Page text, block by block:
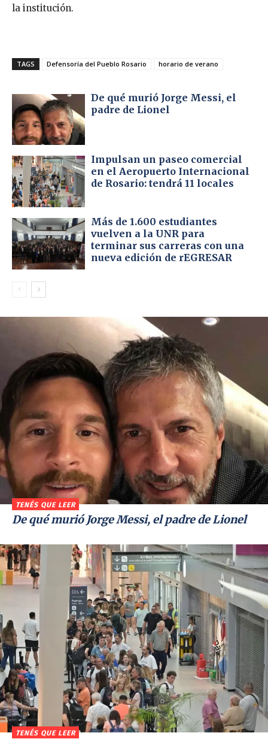
la institución.
TAGS Defensoría del Pueblo Rosario horario de verano
De qué murió Jorge Messi, el
padre de Lionel
Impulsan un paseo comercial
en el Aeropuerto Internacional
de Rosario: tendrá 11 locales
Más de 1.600 estudiantes
vuelven a la UNR para
terminar sus carreras con una
nueva edición de rEGRESAR
TENÉS QUE LEER
De qué murió Jorge Messi, el padre de Lionel
TENÉS QUE LEER